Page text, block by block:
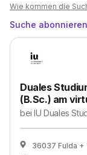
Wie kommen die
Suche abonnieren
Duales
(B.Sc.) am
beiIU Duales
36037 Fulda +